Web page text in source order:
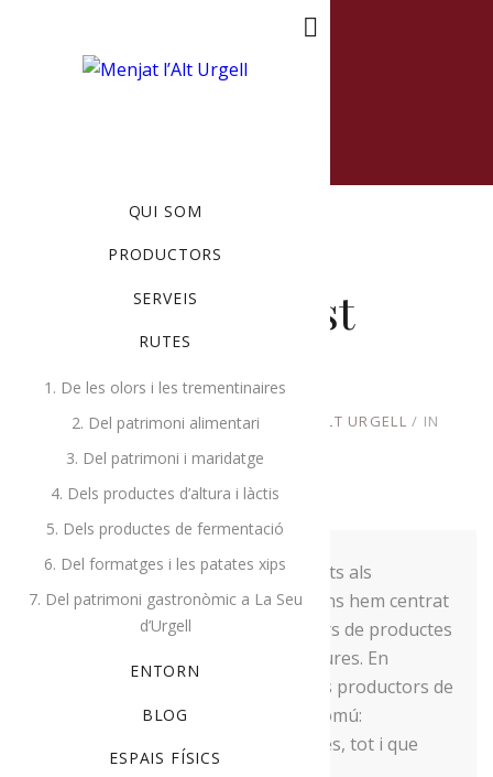
QUI SOM
PRODUCTORS
SERVEIS
RUTES
1. De les olors i les trementinaires
2. Del patrimoni alimentari
3. Del patrimoni i maridatge
4. Dels productes d’altura i làctis
5. Dels productes de fermentació
6. Del formatges i les patates xips
7. Del patrimoni gastronòmic a La Seu
d’Urgell
ENTORN
BLOG
ESPAIS FÍSICS
Brindis amb gust
alturgellenc
NOVEMBRE 9, 2022 BYPRODUCTORS ALT URGELL
IN
En els anteriors reportatges dedicats als
productors de Menja’t l’Alt Urgell ens hem centrat
en formatgers, forners, elaboradors de productes
carnis, de dolços o de fruites i verdures. En
aquesta ocasió volem parlar de tres productors de
l’entitat que tenen un aspecte en comú:
l’elaboració de begudes alcohòliques, tot i que